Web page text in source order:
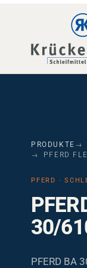
PRODUKTE
PFERD
PFERD ·
30/
PFERD BA